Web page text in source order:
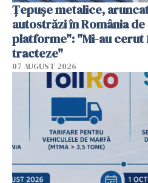
Țepușe metalice,
autostrăzi în România
platforme": "Mi-au cerut
tracteze"
07 AUGUST 2026